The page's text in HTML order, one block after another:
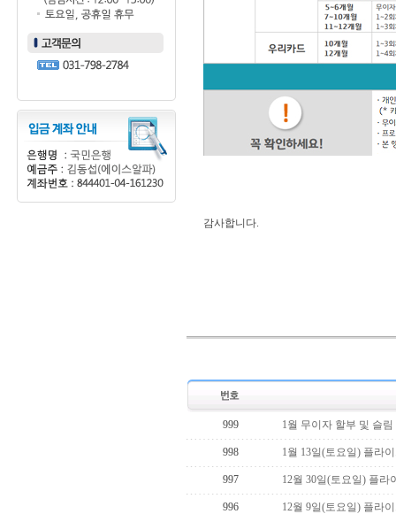
감사합니다.
999 1월 무이자 할부 및 슬
998 1월 13일(토요일) 플라
997 12월 30일(토요일) 플라
996 12월 9일(토요일) 플라